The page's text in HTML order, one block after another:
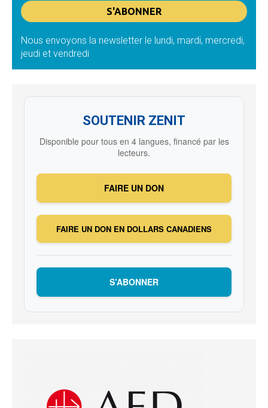
Nous envoyons la newsletter le lundi, mardi, mercredi,
jeudi et vendredi
SOUTENIR ZENIT
Disponible pour tous en 4 langues, financé par les
lecteurs.
FAIRE UN DON
FAIRE UN DON EN DOLLARS CANADIENS
S’ABONNER